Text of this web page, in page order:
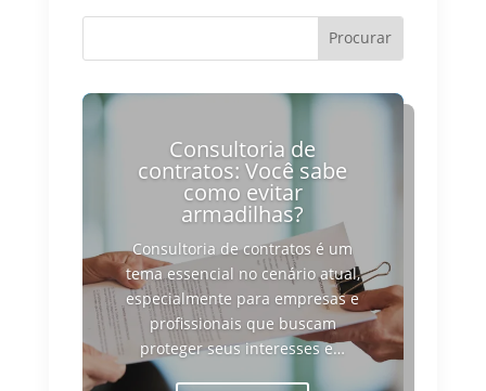
Consultoria de
contratos: Você sabe
como evitar
armadilhas?
Consultoria de contratos é um
tema essencial no cenário atual,
especialmente para empresas e
profissionais que buscam
proteger seus interesses e…